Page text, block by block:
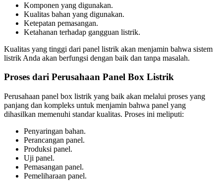
Komponen yang digunakan.
Kualitas bahan yang digunakan.
Ketepatan pemasangan.
Ketahanan terhadap gangguan listrik.
Kualitas yang tinggi dari panel listrik akan menjamin bahwa sistem
listrik Anda akan berfungsi dengan baik dan tanpa masalah.
Proses dari Perusahaan Panel Box Listrik
Perusahaan panel box listrik yang baik akan melalui proses yang
panjang dan kompleks untuk menjamin bahwa panel yang
dihasilkan memenuhi standar kualitas. Proses ini meliputi:
Penyaringan bahan.
Perancangan panel.
Produksi panel.
Uji panel.
Pemasangan panel.
Pemeliharaan panel.